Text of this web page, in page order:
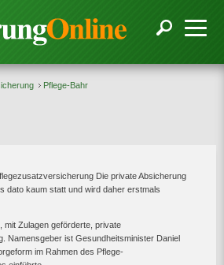
Pflege-Bahr
Die private Absicherung
dato kaum statt und wird daher erstmals
mit Zulagen geförderte, private
Namensgeber ist Gesundheitsminister Daniel
im Rahmen des Pflege-